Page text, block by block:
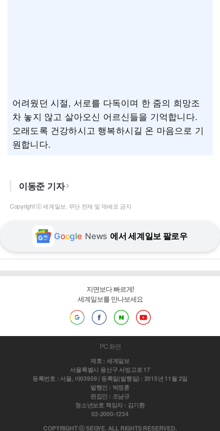
어려웠던 시절, 서로를 다독이며 한 줌의 희망조
차 놓지 않고 살아오신 어르신들을 기억합니다.
오래도록 건강하시고 행복하시길 온 마음으로 기
원합니다.
이동준 기자
Copyright ⓒ 세계일보. 무단 전재 및 재배포 금지
Google News 에서 세계일보 팔로우
지면보다 빠르게!
세계일보를 만나보세요
PC 화면
제호 : 세계일보
서울특별시 용산구 서빙고로 17
등록번호 : 서울, 아03959 | 등록일(발행일) : 2015년 11월 2일
발행인 : 박정훈
편집인 : 조남규
청소년보호 책임자 : 김기환
02-2000-1234
COPYRIGHT ⓒ SEGYE. ALL RIGHTS RESERVED.